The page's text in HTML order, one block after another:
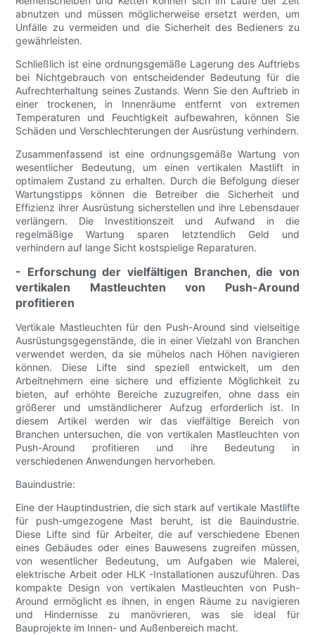
abnutzen und müssen möglicherweise ersetzt werden, um
Unfälle zu vermeiden und die Sicherheit des Bedieners zu
gewährleisten.
Schließlich ist eine ordnungsgemäße Lagerung des Auftriebs
bei Nichtgebrauch von entscheidender Bedeutung für die
Aufrechterhaltung seines Zustands. Wenn Sie den Auftrieb in
einer trockenen, in Innenräume entfernt von extremen
Temperaturen und Feuchtigkeit aufbewahren, können Sie
Schäden und Verschlechterungen der Ausrüstung verhindern.
Zusammenfassend ist eine ordnungsgemäße Wartung von
wesentlicher Bedeutung, um einen vertikalen Mastlift in
optimalem Zustand zu erhalten. Durch die Befolgung dieser
Wartungstipps können die Betreiber die Sicherheit und
Effizienz ihrer Ausrüstung sicherstellen und ihre Lebensdauer
verlängern. Die Investitionszeit und Aufwand in die
regelmäßige Wartung sparen letztendlich Geld und
verhindern auf lange Sicht kostspielige Reparaturen.
- Erforschung der vielfältigen Branchen, die von
vertikalen Mastleuchten von Push-Around
profitieren
Vertikale Mastleuchten für den Push-Around sind vielseitige
Ausrüstungsgegenstände, die in einer Vielzahl von Branchen
verwendet werden, da sie mühelos nach Höhen navigieren
können. Diese Lifte sind speziell entwickelt, um den
Arbeitnehmern eine sichere und effiziente Möglichkeit zu
bieten, auf erhöhte Bereiche zuzugreifen, ohne dass ein
größerer und umständlicherer Aufzug erforderlich ist. In
diesem Artikel werden wir das vielfältige Bereich von
Branchen untersuchen, die von vertikalen Mastleuchten von
Push-Around profitieren und ihre Bedeutung in
verschiedenen Anwendungen hervorheben.
Bauindustrie:
Eine der Hauptindustrien, die sich stark auf vertikale Mastlifte
für push-umgezogene Mast beruht, ist die Bauindustrie.
Diese Lifte sind für Arbeiter, die auf verschiedene Ebenen
eines Gebäudes oder eines Bauwesens zugreifen müssen,
von wesentlicher Bedeutung, um Aufgaben wie Malerei,
elektrische Arbeit oder HLK -Installationen auszuführen. Das
kompakte Design von vertikalen Mastleuchten von Push-
Around ermöglicht es ihnen, in engen Räume zu navigieren
und Hindernisse zu manövrieren, was sie ideal für
Bauprojekte im Innen- und Außenbereich macht.